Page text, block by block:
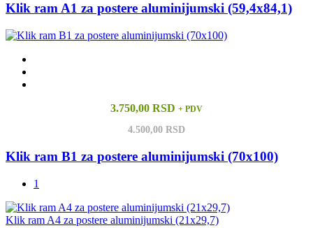
Klik ram A1 za postere aluminijumski (59,4x84,1)
3.750,00 RSD + PDV
4.500,00 RSD
Klik ram B1 za postere aluminijumski (70x100)
1
Klik ram A4 za postere aluminijumski (21x29,7)